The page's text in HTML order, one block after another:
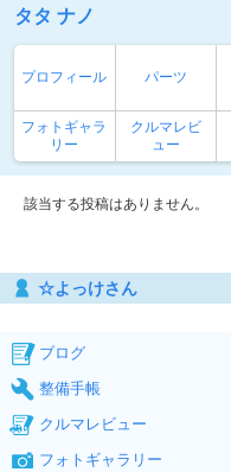
タタ ナノ
プロフィール パーツ
フォトギャラ
リー
クルマレビ
ュー
該当する投稿はありません。
☆よっけさん
ブログ
整備手帳
クルマレビュー
フォトギャラリー